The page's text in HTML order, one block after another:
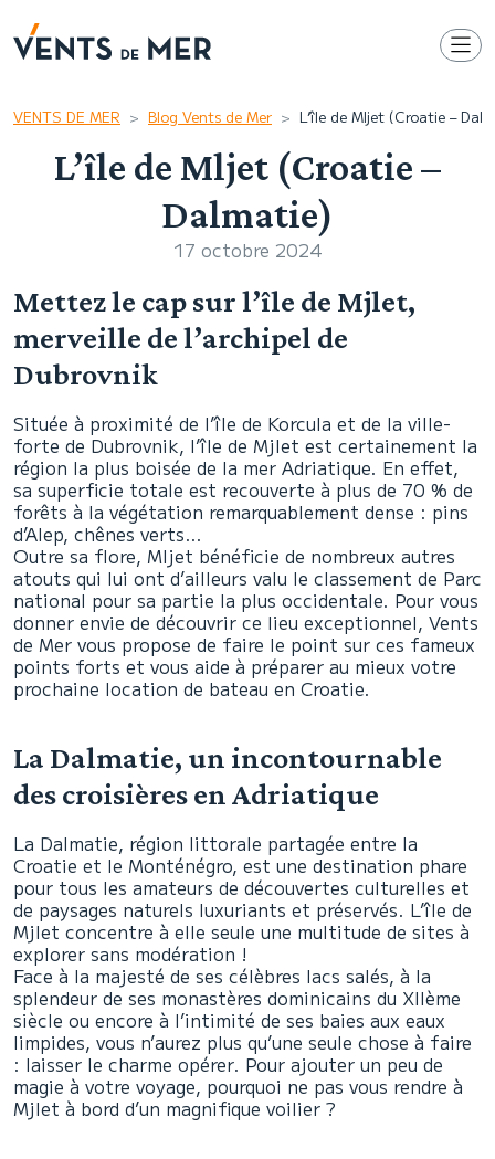
VENTS DE MER Blog Vents de Mer L’île de Mljet (Croatie –
L’île de Mljet (Croatie –
Dalmatie)
17 octobre 2024
Mettez le cap sur l’île de Mjlet,
merveille de l’archipel de
Dubrovnik
Située à proximité de l’île de Korcula et de la ville-
forte de Dubrovnik, l’île de Mjlet est certainement la
région la plus boisée de la mer Adriatique. En effet,
sa superficie totale est recouverte à plus de 70 % de
forêts à la végétation remarquablement dense : pins
d’Alep, chênes verts…
Outre sa flore, Mljet bénéficie de nombreux autres
atouts qui lui ont d’ailleurs valu le classement de Parc
national pour sa partie la plus occidentale. Pour vous
donner envie de découvrir ce lieu exceptionnel, Vents
de Mer vous propose de faire le point sur ces fameux
points forts et vous aide à préparer au mieux votre
prochaine location de bateau en Croatie.
La Dalmatie, un incontournable
des croisières en Adriatique
La Dalmatie, région littorale partagée entre la
Croatie et le Monténégro, est une destination phare
pour tous les amateurs de découvertes culturelles et
de paysages naturels luxuriants et préservés. L’île de
Mjlet concentre à elle seule une multitude de sites à
explorer sans modération !
Face à la majesté de ses célèbres lacs salés, à la
splendeur de ses monastères dominicains du XIIème
siècle ou encore à l’intimité de ses baies aux eaux
limpides, vous n’aurez plus qu’une seule chose à faire
: laisser le charme opérer. Pour ajouter un peu de
magie à votre voyage, pourquoi ne pas vous rendre à
Mjlet à bord d’un magnifique voilier ?